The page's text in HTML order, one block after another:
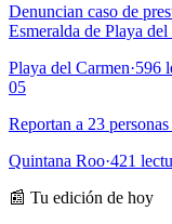
Denuncian caso de
Esmeralda de Playa del
Playa del Carmen·596
05
Reportan a 23
Quintana Roo·421
📰 Tu edición de hoy